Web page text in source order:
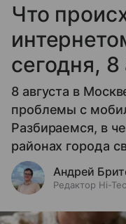
Что
сегодня, 8
8 августа в
проблемы с
Разбираемся, в
районах города
Андрей
Редактор Hi-